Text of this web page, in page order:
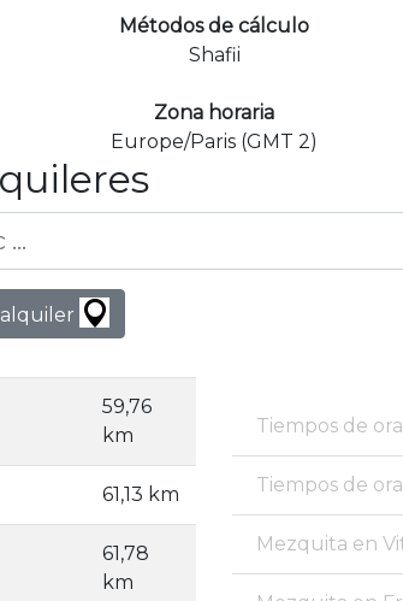
Métodos de cálculo
Shafii
Zona horaria
Europe/Paris (GMT 2)
59,76
km
61,13 km
61,78
km
Tiempos de
Tiempos de
Mezquita en